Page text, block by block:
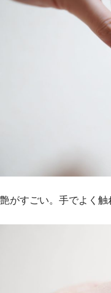
艶がすごい。手でよく触